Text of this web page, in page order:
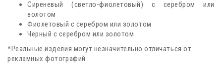
Сиреневый (светло-фиолетовый) с серебром или
золотом
Фиолетовый с серебром или золотом
Черный с серебром или золотом
*Реальные изделия могут незначительно отличаться от
рекламных фотографий